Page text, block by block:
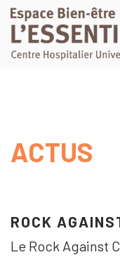
ACTUS
ROCK
Le Rock Against